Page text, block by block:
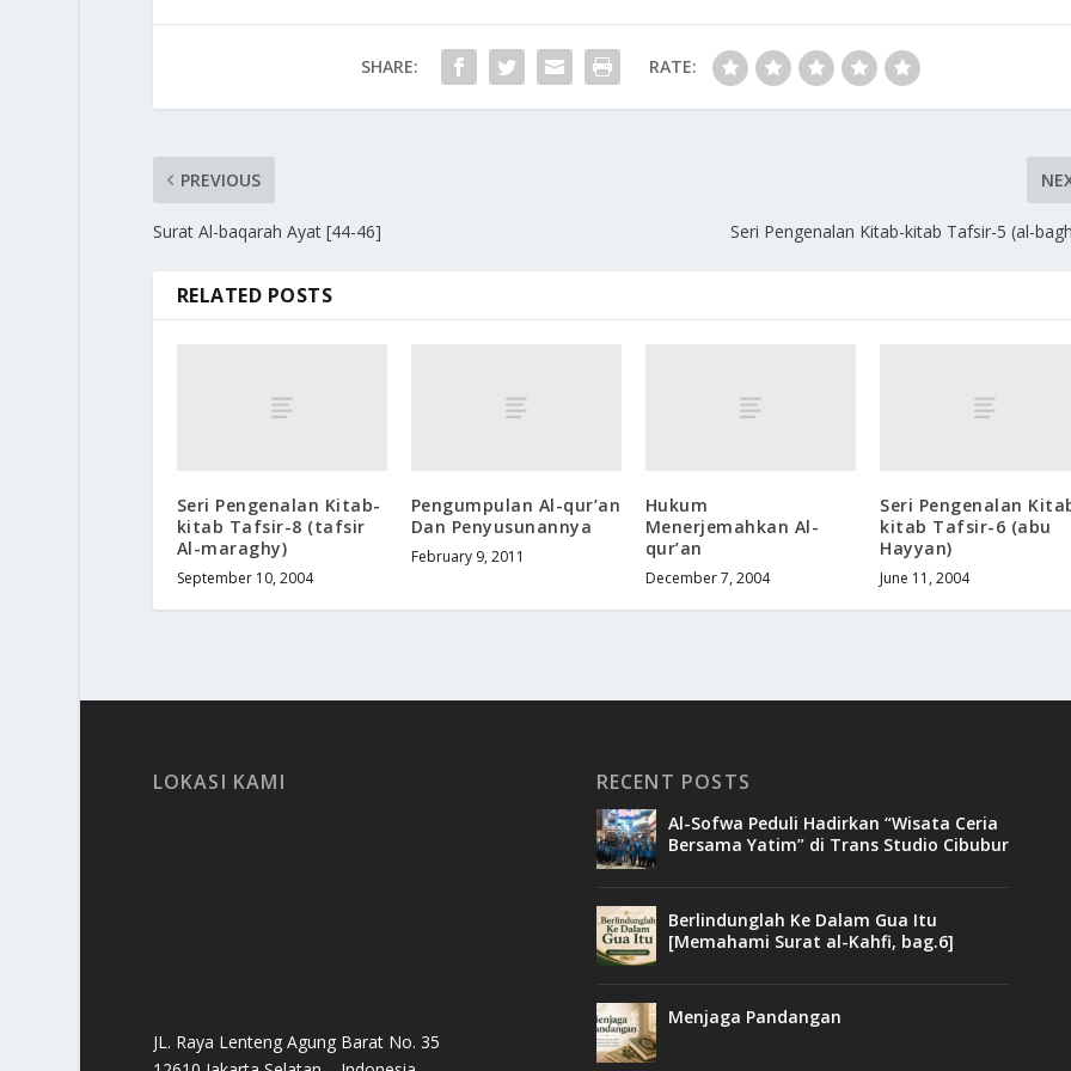
SHARE: RATE:
PREVIOUS
Surat Al-baqarah Ayat [44-46] Seri Pengenalan Kitab-kitab Tafsir-5 (al-
RELATED POSTS
Seri Pengenalan Kitab-
kitab Tafsir-8 (tafsir
Al-maraghy)
September 10, 2004
Pengumpulan Al-qur’an
Dan Penyusunannya
February 9, 2011
Hukum
Menerjemahkan Al-
qur’an
December 7, 2004
Seri Pengenalan
kitab Tafsir-6 (abu
Hayyan)
June 11, 2004
LOKASI KAMI
JL. Raya Lenteng Agung Barat No. 35
RECENT POSTS
Al-Sofwa Peduli Hadirkan “Wisata Ceria
Bersama Yatim” di Trans Studio Cibubur
Berlindunglah Ke Dalam Gua Itu
[Memahami Surat al-Kahfi, bag.6]
Menjaga Pandangan